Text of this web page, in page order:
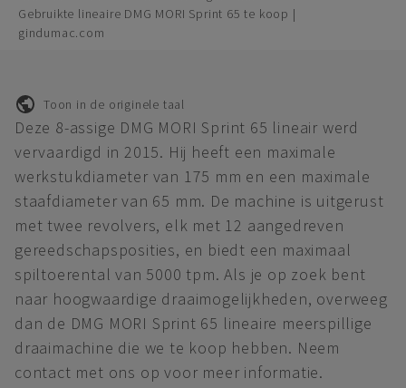
Gebruikte lineaire DMG MORI Sprint 65 te koop |
gindumac.com
Toon in de originele taal
Deze 8-assige DMG MORI Sprint 65 lineair werd
vervaardigd in 2015. Hij heeft een maximale
werkstukdiameter van 175 mm en een maximale
staafdiameter van 65 mm. De machine is uitgerust
met twee revolvers, elk met 12 aangedreven
gereedschapsposities, en biedt een maximaal
spiltoerental van 5000 tpm. Als je op zoek bent
naar hoogwaardige draaimogelijkheden, overweeg
dan de DMG MORI Sprint 65 lineaire meerspillige
draaimachine die we te koop hebben. Neem
contact met ons op voor meer informatie.